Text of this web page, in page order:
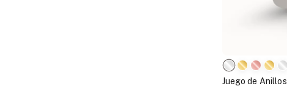
Juego de